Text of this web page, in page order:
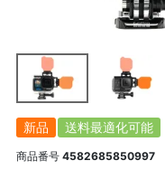
新品 送料最適化可能
商品番号 4582685850997